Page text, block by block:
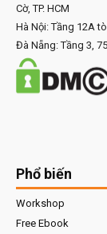
Cờ, TP. HCM
Hà Nội: Tầng 12A
Đà Nẵng: Tầng 3,
Phổ biến
Workshop
Free Ebook